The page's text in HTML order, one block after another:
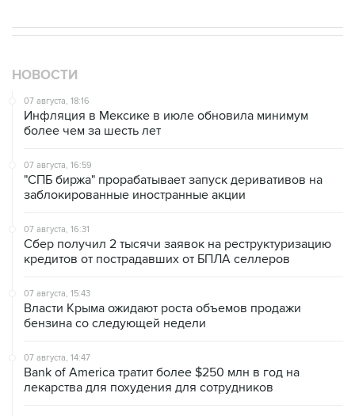
НОВОСТИ
07 августа, 18:16
Инфляция в Мексике в июле обновила минимум
более чем за шесть лет
07 августа, 16:59
"СПБ биржа" прорабатывает запуск деривативов на
заблокированные иностранные акции
07 августа, 16:31
Сбер получил 2 тысячи заявок на реструктуризацию
кредитов от пострадавших от БПЛА селлеров
07 августа, 15:43
Власти Крыма ожидают роста объемов продажи
бензина со следующей недели
07 августа, 14:47
Bank of America тратит более $250 млн в год на
лекарства для похудения для сотрудников